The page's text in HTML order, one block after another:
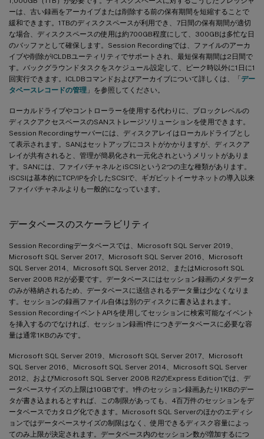
ーは、古い録画をアーカイブまたは削除する前の保有期間を短縮することで
緩和できます。1TBのディスクスペースが利用でき、7日間の保有期間が適切
な場合、ディスクスペースの使用は約700GB程度にして、300GBは多忙な日
のバッファとして確保します。Session Recordingでは、ファイルのアーカ
イブや削除がICLDBユーティリティでサポートされ、最短保有期間は2日間で
す。バックグラウンドタスクをスケジュール設定して、ピーク時以外に1日に1
回実行できます。ICLDBコマンドおよびアーカイブについて詳しくは、「デー
タベースレコードの管理 」を参照してください。
ローカルドライブやコントローラーを使用する代わりに、ブロックレベルの
ディスクアクセスベースのSANストレージソリューションを使用できます。
Session Recordingサーバーには、ディスクアレイはローカルドライブとし
て表示されます。SANはセットアップにコストがかかりますが、ディスクア
レイが共有されると、管理が簡易化され一元化されというメリットがありま
す。SANには、ファイバチャネルとiSCSIという2つの主な種類があります。
iSCSIは基本的にTCP/IPを介したSCSIで、ギガビットイーサネットの導入以来
ファイバチャネルよりも一般的になっています。
データベースのスケーラビリティ
Session Recordingデータベースでは、Microsoft SQL Server 2019、
Microsoft SQL Server 2017、Microsoft SQL Server 2016、Microsoft
SQL Server 2014、Microsoft SQL Server 2012、またはMicrosoft SQL
Server 2008 R2が必要です。データベースにはセッション録画のメタデータ
のみが格納されるため、データベースに送信されるデータ量は少なくなりま
す。セッションの録画ファイル自体は別のディスクに書き込まれます。
Session RecordingイベントAPIを使用してセッションに検索可能なイベント
を挿入するのでなければ、セッション録画1件につきデータベースに必要な容
量は通常1KBのみです。
Microsoft SQL Server 2019、Microsoft SQL Server 2017、Microsoft
SQL Server 2016、Microsoft SQL Server 2014、Microsoft SQL Server
2012、およびMicrosoft SQL Server 2008 R2のExpress Editionでは、デ
ータベースサイズの上限は10GBです。1件のセッション録画あたり1KBのデー
タが書き込まれるとすれば、この制限があっても、4百万件のセッションをデ
ータベースでカタログ化できます。Microsoft SQL Serverのほかのエディシ
ョンではデータベースサイズの制限はなく、使用できるディスク容量によっ
てのみ上限が決定されます。データベース内のセッション数が増加するにつ